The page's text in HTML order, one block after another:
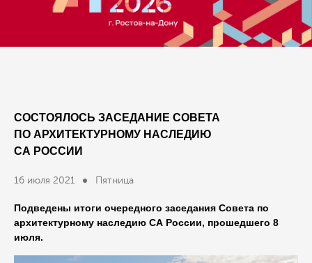
СОСТОЯЛОСЬ ЗАСЕДАНИЕ СОВЕТА
ПО АРХИТЕКТУРНОМУ НАСЛЕДИЮ
СА РОССИИ
16 июля 2021 Пятница
Подведены итоги очередного заседания Совета по
архитектурному наследию СА России, прошедшего 8
июля.